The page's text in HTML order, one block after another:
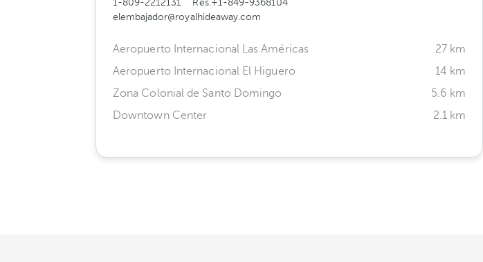
1-809-2212131
Res.+1-849-9368104
elembajador@royalhideaway.com
Aeropuerto Internacional Las Américas
27 km
Aeropuerto Internacional El Higuero
14 km
Zona Colonial de Santo Domingo
5.6 km
Downtown Center
2.1 km